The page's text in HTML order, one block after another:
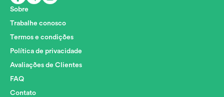
Sobre
Trabalhe conosco
Termos e condições
Política de privacidade
Avaliações de Clientes
FAQ
Contato